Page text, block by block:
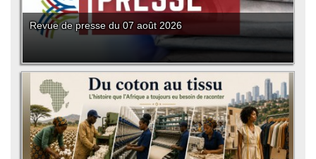
Revue de presse du 07 août 2026